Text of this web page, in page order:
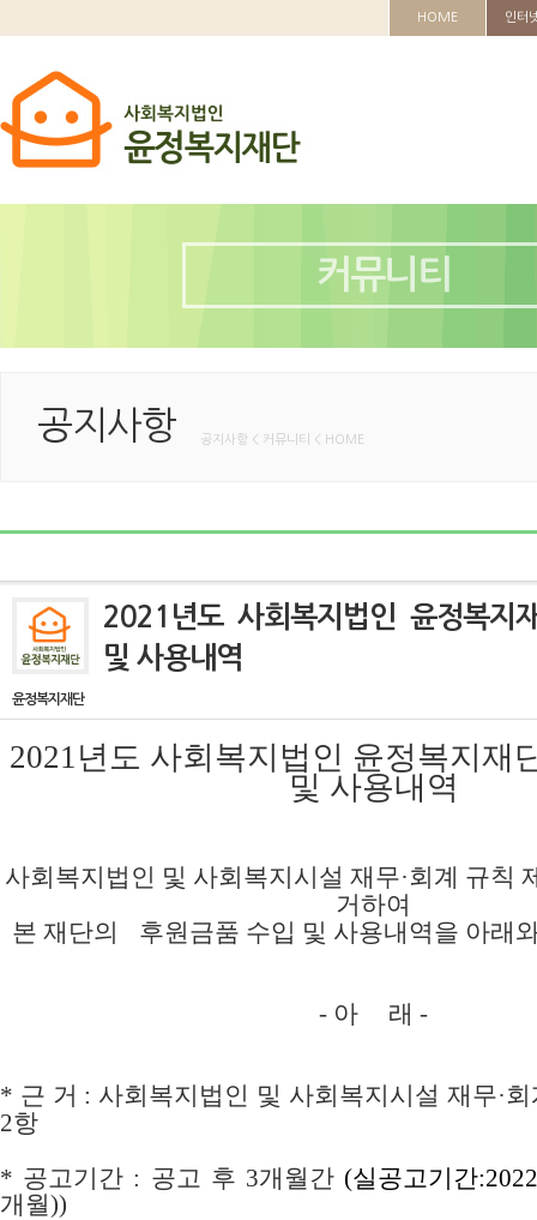
HOME 인터
커뮤니티
공지사항 공지사항 < 커뮤니티 < HOME
2021년도 사회복지법인 윤정복지
및 사용내역
윤정복지재단
2021년도 사회복지법인 윤정복지재
및 사용내역
사회복지법인 및 사회복지시설 재무·회계 규칙
거하여
본 재단의
후원금품 수입 및 사용내역을 아래
- 아 래 -
* 근 거 : 사회복지법인 및 사회복지시설 재무·
2항
* 공고기간 : 공고 후 3개월간(실공고기간
개월))